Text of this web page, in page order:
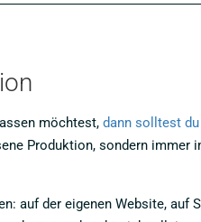
möchtest, dann solltest
Produktion, sondern immer
auf der eigenen Website, auf